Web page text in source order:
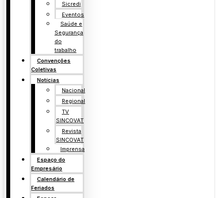
Sicredi
Eventos
Saúde e
Segurança
do
trabalho
Convenções
Coletivas
Notícias
Nacional
Regional
TV
SINCOVAT
Revista
SINCOVAT
Imprensa
Espaço do
Empresário
Calendário de
Feriados